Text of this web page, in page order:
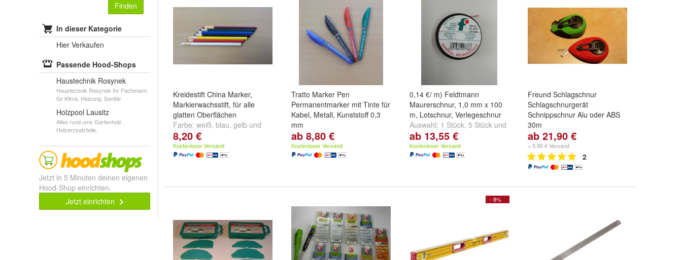
Finden
In dieser Kategorie
Hier Verkaufen
Passende Hood-Shops
Haustechnik Rosynek
Haustechnik Rosynek Ihr Fachmann
für Klima, Heizung, Sanitär
Holzpool Lausitz
Alles rund ums Gartenholz.
Holzerzsatzteile.
Jetzt in 5 Minuten deinen eigenen
Hood-Shop einrichten.
Jetzt einrichten
Kreidestift China Marker,
Markierwachsstift, für alle
glatten Oberflächen
Farbe: weiß, blau, gelb und
weitere ...
8,20 €
Kostenloser Versand
Tratto Marker Pen
Permanentmarker mit Tinte für
Kabel, Metall, Kunststoff 0,3
mm
Schreibfarbe:
Blauundweitere ...
ab 8,80 €
Kostenloser Versand
0,14 €/ m) Feldtmann
Maurerschnur, 1,0 mm x 100
m, Lotschnur, Verlegeschnur
Auswahl: 1 Stück, 5 Stück und
20 Stück
ab 13,55 €
Kostenloser Versand
Freund Schlagschnur
Schlagschnurgerät
Schnippschnur Alu oder ABS
30m
Ausführung: Aluminium /
Art.03012000
Kunststoff / 03012001
ab 21,90 €
+ 5,90 € Versand
2
- 8%